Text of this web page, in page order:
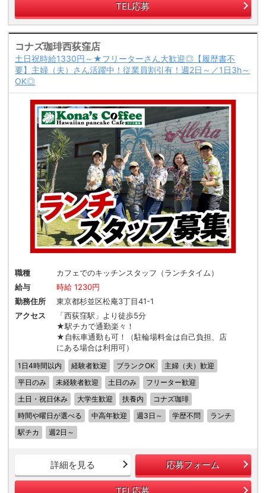
TEL応募
コナズ珈琲西荻窪店
土日祝時給1330円～★フリーターさん大歓迎◎【履歴書不
要】主婦（夫）さん活躍中！従業員割引有！週2日～／1日3h～
OK◎
職種
カフェでのキッチンスタッフ（ランチタイム）
給与
時給 1230円
勤務住所
東京都杉並区松庵3丁目41-1
アクセス
「西荻窪駅」より徒歩5分
★駅チカで通勤楽々！
★自転車通勤も可！（駐輪場料金は自己負担、店
にある場合は利用可）
1日4時間以内 経験者歓迎 ブランクOK
主婦（夫）歓迎
平日のみ
未経験者歓迎 土日のみ
フリーター歓迎
土日・祝日休み
大学生歓迎 扶養内
コナズ珈琲
時間や曜日が選べる
中高年歓迎 週3日～ 学歴不問
ランチ
駅チカ
週2日～
詳細を見る 応募フォーム